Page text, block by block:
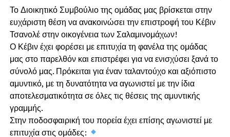
Το Διοικητικό Συμβούλιο της ομάδας μας βρίσκεται στην
ευχάριστη θέση να ανακοινώσει την επιστροφή του Κέβιν
Τσανολέ στην οικογένεια των Σαλαμινομάχων!
Ο Κέβιν έχει φορέσει με επιτυχία τη φανέλα της ομάδας
μας στο παρελθόν και επιστρέφει για να ενισχύσει ξανά το
σύνολό μας. Πρόκειται για έναν ταλαντούχο και αξιόπιστο
αμυντικό, με τη δυνατότητα να αγωνιστεί με την ίδια
αποτελεσματικότητα σε όλες τις θέσεις της αμυντικής
γραμμής.
Στην ποδοσφαιρική του πορεία έχει επίσης αγωνιστεί με
επιτυχία στις ομάδες: